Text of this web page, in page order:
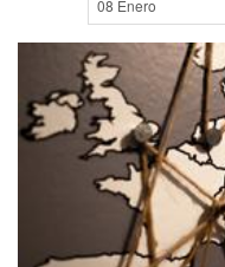
08 Enero